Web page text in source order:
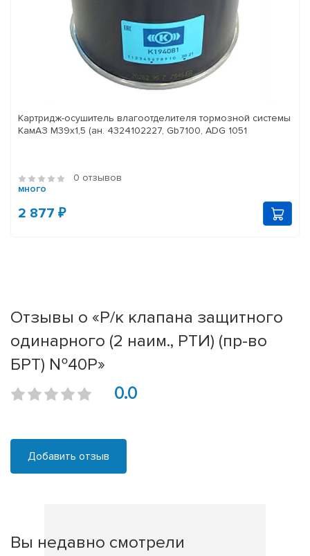
Картридж-осушитель влагоотделителя тормозной системы
КамАЗ M39x1,5 (ан. 4324102227, Gb7100, ADG 1051
0 отзывов
много
2 877 ₽
Отзывы о «Р/к клапана защитного
одинарного (2 наим., РТИ) (пр-во
БРТ) №40Р»
0.0
Добавить отзыв
Вы недавно смотрели